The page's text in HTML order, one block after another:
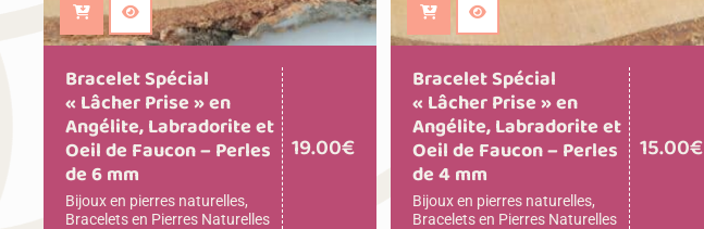
Ajouter au panier
Bracelet Spécial
« Lâcher Prise » en
Angélite, Labradorite et
Oeil de Faucon – Perles
de 6 mm
Bijoux en pierres naturelles,
Bracelets en Pierres Naturelles
19.00€
Ajouter au panier
Bracelet Spécial
« Lâcher Prise » en
Angélite, Labradorite et
Oeil de Faucon – Perles
de 4 mm
Bijoux en pierres naturelles,
Bracelets en Pierres Naturelles
15.00€